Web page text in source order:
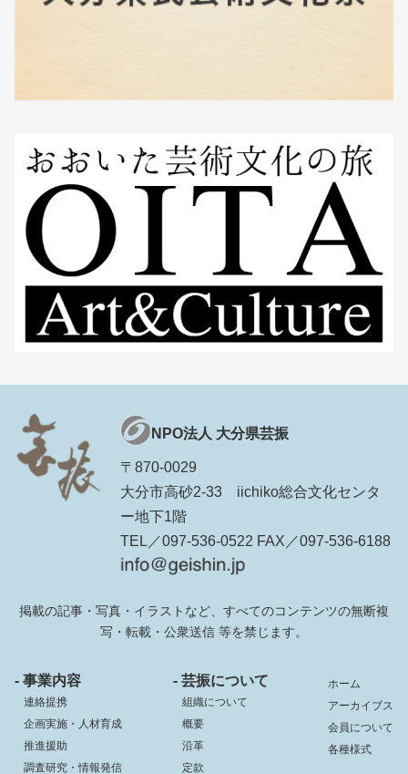
NPO法人 大分県芸振
〒870-0029
大分市高砂2-33 iichiko総合文化センタ
ー地下1階
TEL／097-536-0522 FAX／097-536-6188
掲載の記事・写真・イラストなど、すべてのコンテンツの無断複
写・転載・公衆送信 等を禁じます。
- 事業内容
連絡提携
企画実施・人材育成
推進援助
調査研究・情報発信
- 芸振について
組織について
概要
沿革
定款
ホーム
アーカイブス
会員について
各種様式